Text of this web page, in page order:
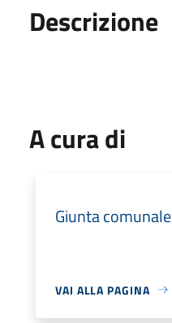
Descrizione
A cura di
Giunta comunale
VAI ALLA PAGINA